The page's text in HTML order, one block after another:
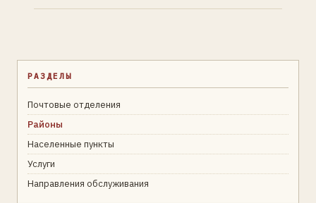
РАЗДЕЛЫ
Почтовые отделения
Районы
Населенные пункты
Услуги
Направления обслуживания